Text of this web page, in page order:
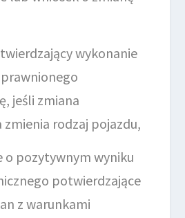
wykonanie
jeśli zmiana
rodzaj pojazdu,
o pozytywnym wyniku
potwierdzające
z warunkami